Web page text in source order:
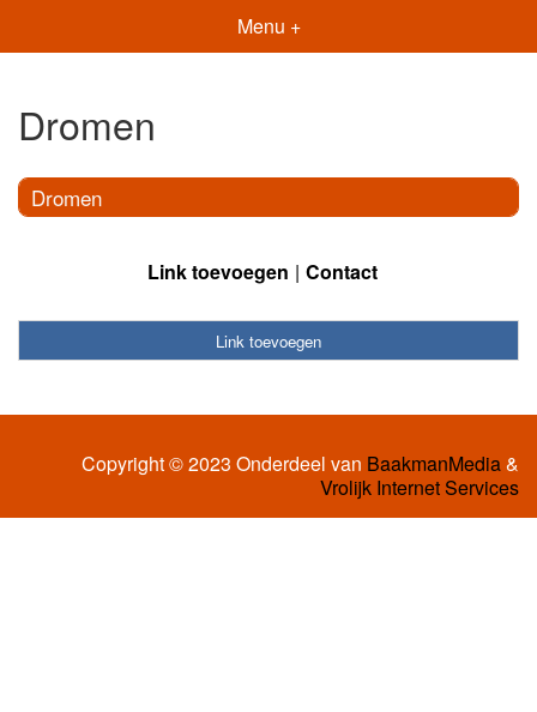
Menu +
Dromen
Dromen
Link toevoegen Contact
Link toevoegen
Copyright © 2023 Onderdeel van BaakmanMedia&
Vrolijk Internet Services